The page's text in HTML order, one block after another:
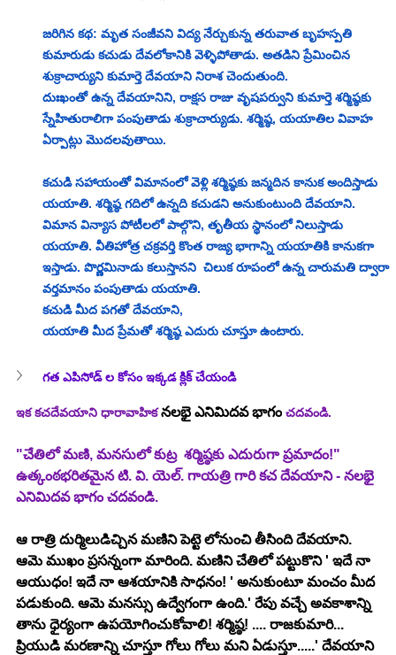
జరిగిన కథ: మృత సంజీవని విద్య నేర్చుకున్న తరువాత బృహస్పతి
కుమారుడు కచుడు దేవలోకానికి వెళ్ళిపోతాడు. అతడిని ప్రేమించిన
శుక్రాచార్యుని కుమార్తె దేవయాని నిరాశ చెందుతుంది.
దుఃఖంతో ఉన్న దేవయానిని, రాక్షస రాజు వృషపర్వుని కుమార్తె శర్మిష్ఠకు
స్నేహితురాలిగా పంపుతాడు శుక్రాచార్యుడు. శర్మిష్ఠ, యయాతిల వివాహ
ఏర్పాట్లు మొదలవుతాయి.
కచుడి సహాయంతో విమానంలో వెళ్లి శర్మిష్ఠకు జన్మదిన కానుక అందిస్తాడు
యయాతి. శర్మిష్ఠ గదిలో ఉన్నది కచుడని అనుకుంటుంది దేవయాని.
విమాన విన్యాస పోటీలలో పాల్గొని, తృతీయ స్థానంలో నిలుస్తాడు
యయాతి. వీతిహోత్ర చక్రవర్తి కొంత రాజ్య భాగాన్ని యయాతికి కానుకగా
ఇస్తాడు. పొర్ణమినాడు కలుస్తానని  చిలుక రూపంలో ఉన్న చారుమతి ద్వారా
వర్తమానం పంపుతాడు యయాతి.
కచుడి మీద పగతో దేవయాని,
యయాతి మీద ప్రేమతో శర్మిష్ఠ ఎదురు చూస్తూ ఉంటారు.
గత ఎపిసోడ్ ల కోసం ఇక్కడ క్లిక్ చేయండి
ఇక కచదేవయాని ధారావాహిక నలభై ఎనిమిదవ భాగం చదవండి.
"చేతిలో మణి, మనసులో కుట్ర  శర్మిష్ఠకు ఎదురుగా ప్రమాదం!"
ఉత్కంఠభరితమైన టి. వి. యెల్. గాయత్రి గారి కచ దేవయాని - నలభై
ఎనిమిదవ భాగం చదవండి.
ఆ రాత్రి దుర్మిలుడిచ్చిన మణిని పెట్టె లోనుంచి తీసింది దేవయాని.
ఆమె ముఖం ప్రసన్నంగా మారింది. మణిని చేతిలో పట్టుకొని ' ఇదే నా
ఆయుధం! ఇదే నా ఆశయానికి సాధనం! ' అనుకుంటూ మంచం మీద
పడుకుంది. ఆమె మనస్సు ఉద్వేగంగా ఉంది.' రేపు వచ్చే అవకాశాన్ని
తాను ధైర్యంగా ఉపయోగించుకోవాలి! శర్మిష్ఠ! .... రాజకుమారి...
ప్రియుడి మరణాన్ని చూస్తూ గోలు గోలు మని ఏడుస్తూ.....' దేవయాని